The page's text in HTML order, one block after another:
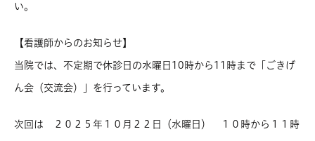
い。
【看護師からのお知らせ】
当院では、不定期で休診日の水曜日10時から11時まで「ごきげ
ん会（交流会）」を行っています。
次回は ２０２５年１０月２２日（水曜日） １０時から１１時